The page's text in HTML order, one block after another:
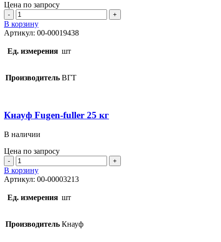
Цена по запросу
Количество
товара
Готовая
дереву
ВГТ
0,3
В корзину
Артикул: 00-00019438
Ед. измерения шт
Производитель ВГТ
Кнауф Fugen-fuller 25 кг
В наличии
Цена по запросу
Количество
товара
Кнауф
Fugen-
fuller
25
В корзину
Артикул: 00-00003213
Ед. измерения шт
Производитель Кнауф